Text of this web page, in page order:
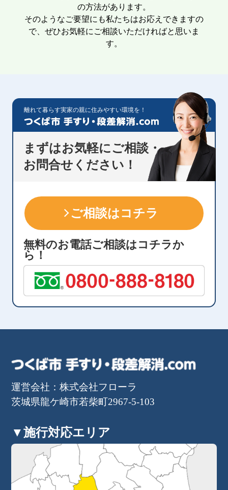
の方法があります。
そのようなご要望にも私たちはお応えできますの
で、ぜひお気軽にご相談いただければと思いま
す。
離れて暮らす実家の親に住みやすい環境を！
まずはお気軽にご相談・
お問合せください！
ご相談はコチラ
無料のお電話ご相談はコチラか
ら！
運営会社：株式会社フローラ
茨城県龍ケ崎市若柴町2967-5-103
▼施行対応エリア